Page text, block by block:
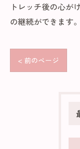
トレッチ後の心が
の継続ができます。
< 前のページ